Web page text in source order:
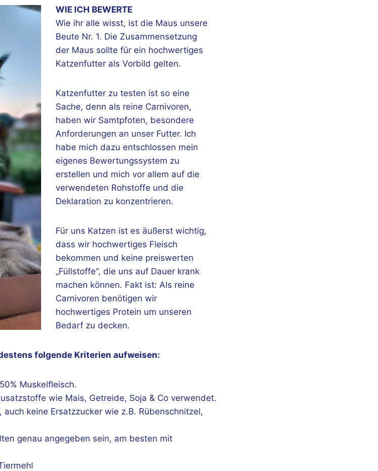
WIE ICH BEWERTE
Wie ihr alle wisst, ist die Maus unsere
Beute Nr. 1. Die Zusammensetzung
der Maus sollte für ein hochwertiges
Katzenfutter als Vorbild gelten.
Katzenfutter zu testen ist so eine
Sache, denn als reine Carnivoren,
haben wir Samtpfoten, besondere
Anforderungen an unser Futter. Ich
habe mich dazu entschlossen mein
eigenes Bewertungssystem zu
erstellen und mich vor allem auf die
verwendeten Rohstoffe und die
Deklaration zu konzentrieren.
Für uns Katzen ist es äußerst wichtig,
dass wir hochwertiges Fleisch
bekommen und keine preiswerten
„Füllstoffe“, die uns auf Dauer krank
machen können. Fakt ist: Als reine
Carnivoren benötigen wir
hochwertiges Protein um unseren
Bedarf zu decken.
folgende Kriterien aufweisen:
Muskelfleisch.
wie Mais, Getreide, Soja & Co verwendet.
keine Ersatzzucker wie z.B. Rübenschnitzel,
genau angegeben sein, am besten mit